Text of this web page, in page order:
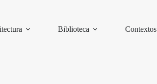
Biblioteca Contextos